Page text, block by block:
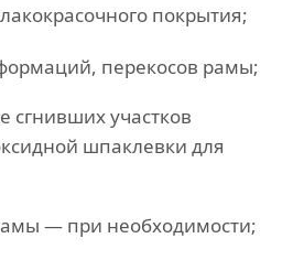
покрытия;
перекосов рамы;
сгнивших участков
шпаклевки для
— при необходимости;